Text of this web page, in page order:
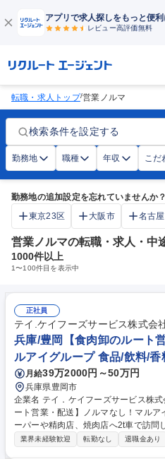
アプリで求人探しをもっと便利
レビュー高評価無料
転職・求人トップ/営業ノルマ
検索条件を設定する
勤務地 職種 年収 こだ
勤務地の追加設定を忘れていませんか？
東京23区
大阪市 名古
営業ノルマの転職・求人・中
1000件以上
1〜100件目を表示中
正社員
テイ.ケイフーズサービス株式会
兵庫/豊岡【食肉卸のルート
ルアイグループ 食品/飲料/香
月給39万2000円～50万円
兵庫県豊岡市
企業名 テイ．ケイフーズサービス株式会社 求人名 兵庫/豊岡【食
ート営業・配送】ノルマなし！マルアイグループ◎ 仕
ーパーや精肉店、焼肉店へ2t車で訪問
案内や見積もり提示などの提案営業
業界未経験歓迎 転勤なし 退職金あり